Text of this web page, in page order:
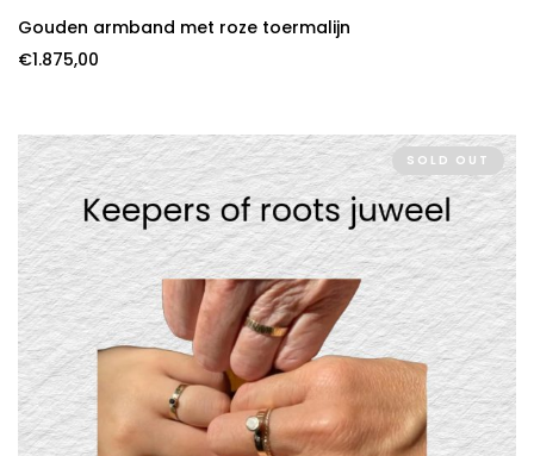
Gouden armband met roze toermalijn
€1.875,00
SOLD OUT